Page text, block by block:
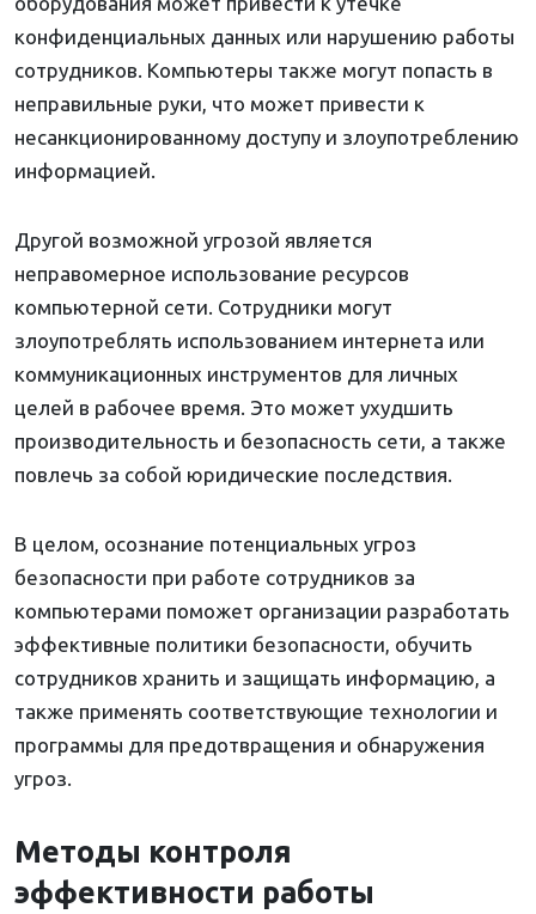
конфиденциальных данных или нарушению работы
сотрудников. Компьютеры также могут попасть в
неправильные руки, что может привести к
несанкционированному доступу и злоупотреблению
информацией.
Другой возможной угрозой является
неправомерное использование ресурсов
компьютерной сети. Сотрудники могут
злоупотреблять использованием интернета или
коммуникационных инструментов для личных
целей в рабочее время. Это может ухудшить
производительность и безопасность сети, а также
повлечь за собой юридические последствия.
В целом, осознание потенциальных угроз
безопасности при работе сотрудников за
компьютерами поможет организации разработать
эффективные политики безопасности, обучить
сотрудников хранить и защищать информацию, а
также применять соответствующие технологии и
программы для предотвращения и обнаружения
угроз.
Методы контроля
эффективности работы